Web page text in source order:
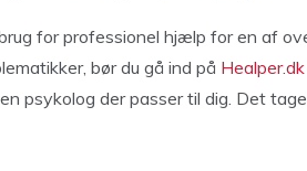
for professionel hjælp for en af
bør du gå ind på Healper.dk
psykolog der passer til dig. Det